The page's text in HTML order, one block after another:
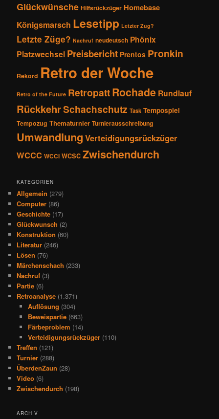
Glückwünsche Hilfsrückzüger Homebase
Königsmarsch Lesetipp Letzter Zug?
Letzte Züge? Nachruf neudeutsch Phönix
Platzwechsel Preisbericht Prentos Pronkin
Rekord Retro der Woche
Retro of the Future RetropattRochade Rundlauf
RückkehrSchachschutz Task Tempospiel
Tempozug Thematurnier Turnierausschreibung
Umwandlung Verteidigungsrückzüger
WCCC WCCI WCSC Zwischendurch
KATEGORIEN
Allgemein (279)
Computer (86)
Geschichte (17)
Glückwunsch (2)
Konstruktion (60)
Literatur (246)
Lösen (76)
Märchenschach (233)
Nachruf (3)
Partie (6)
Retroanalyse (1.371)
Auflösung (304)
Beweispartie(663)
Färbeproblem (14)
Verteidigungsrückzüger(110)
Treffen (121)
Turnier (288)
ÜberdenZaun (28)
Video (6)
Zwischendurch (198)
ARCHIV